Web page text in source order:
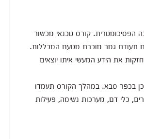
הפסיכומטרית. קורס טכנאי מכשור
תעודת גמר מוכרת מטעם המכללות.
את הידע המעשי איתו יוצאים
בכפר סבא. במהלך הקורס תעמדו
כלי דם, מערכות נשימה, פעילות